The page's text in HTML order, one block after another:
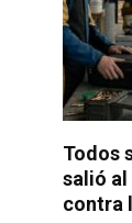
Todos
salió
contra